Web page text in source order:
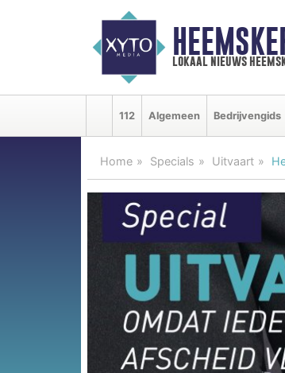
lokaal nieuws
112 Algemeen Bedrijvengids
Home Specials Uitvaart